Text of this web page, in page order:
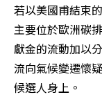
若以美國甫結束
主要位於歐洲碳
獻金的流動加以
流向氣候變遷懷
候選人身上。